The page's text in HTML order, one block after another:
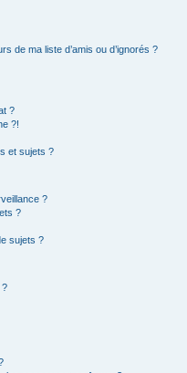
de ma liste d’amis ou d’ignorés ?
?
?!
et sujets ?
?
?
sujets ?
?